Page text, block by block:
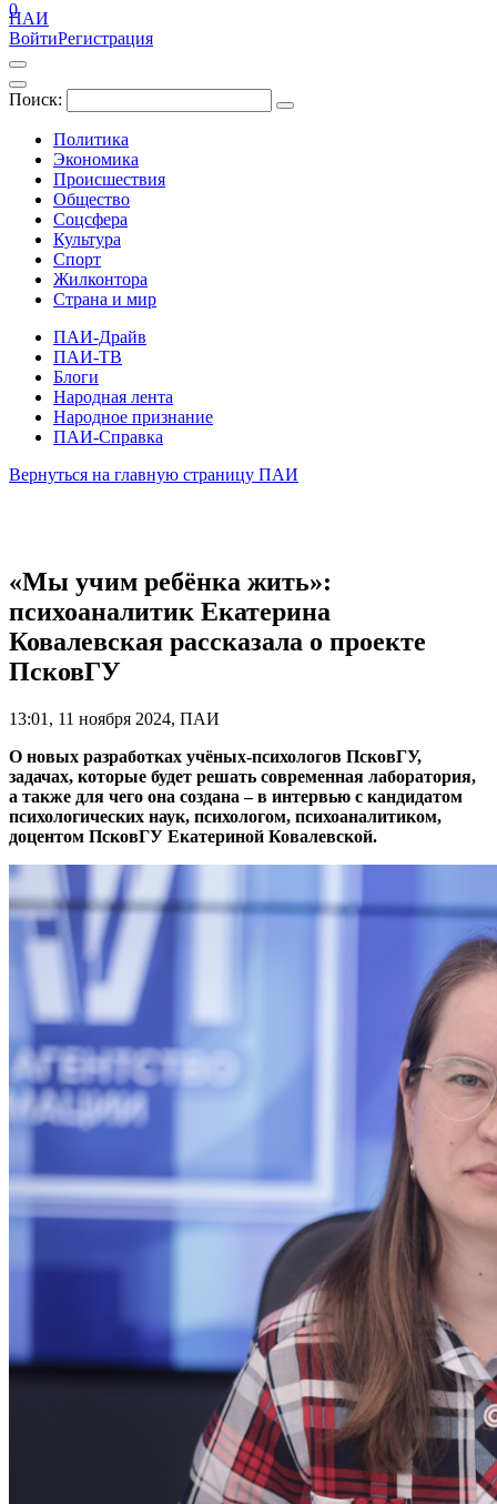
ПАИ
ВойтиРегистрация
Поиск:
Политика
Экономика
Происшествия
Общество
Соцсфера
Культура
Спорт
Жилконтора
Страна и мир
ПАИ-Драйв
ПАИ-ТВ
Блоги
Народная лента
Народное признание
ПАИ-Справка
0
Вернуться на главную страницу ПАИ
«Мы учим ребёнка жить»:
психоаналитик Екатерина
Ковалевская рассказала о проекте
ПсковГУ
13:01, 11 ноября 2024, ПАИ
О новых разработках учёных-психологов ПсковГУ,
задачах, которые будет решать современная лаборатория,
а также для чего она создана – в интервью с кандидатом
психологических наук, психологом, психоаналитиком,
доцентом ПсковГУ Екатериной Ковалевской.